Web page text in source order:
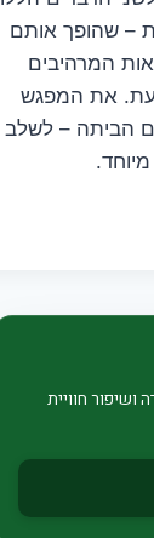
– שהופך אותם
המרהיבים
את המפגש
הביתה – לשלב
חוויית